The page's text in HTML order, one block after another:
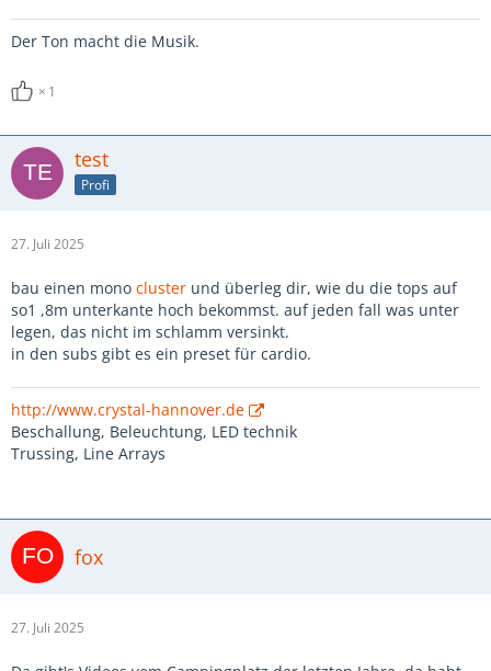
Der Ton macht die Musik.
1
test
Profi
27. Juli 2025
bau einen mono cluster und überleg dir, wie du die tops auf
so1 ,8m unterkante hoch bekommst. auf jeden fall was unter
legen, das nicht im schlamm versinkt.
in den subs gibt es ein preset für cardio.
http://www.crystal-hannover.de
Beschallung, Beleuchtung, LED technik
Trussing, Line Arrays
fox
27. Juli 2025